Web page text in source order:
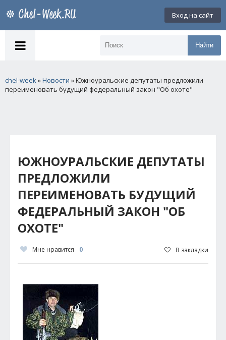
Вход на сайт
Найти
chel-week»Новости » Южноуральские депутаты предложили
переименовать будущий федеральный закон "Об охоте"
ЮЖНОУРАЛЬСКИЕ ДЕПУТАТЫ
ПРЕДЛОЖИЛИ
ПЕРЕИМЕНОВАТЬ БУДУЩИЙ
ФЕДЕРАЛЬНЫЙ ЗАКОН "ОБ
ОХОТЕ"
Мне нравится 0 В закладки